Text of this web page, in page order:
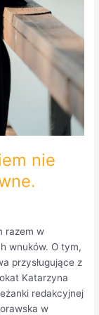
nie
razem w
wnuków. O tym,
przysługujące z
Katarzyna
redakcyjnej
w